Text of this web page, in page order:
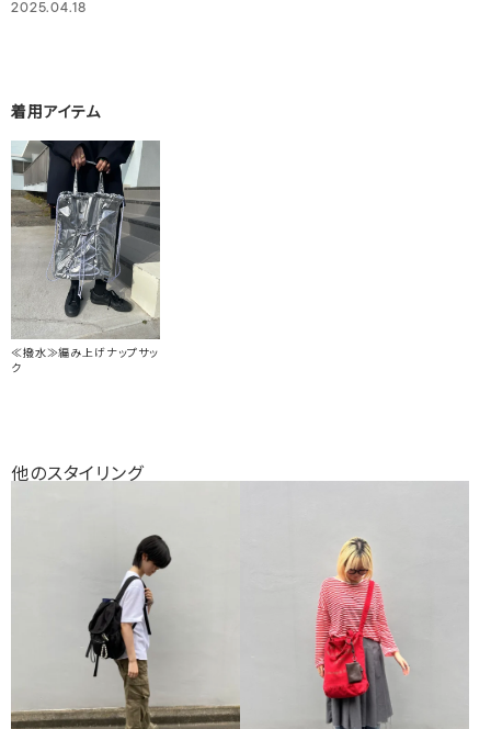
2025.04.18
着用アイテム
≪撥水≫編み上げナップサッ
ク
他のスタイリング